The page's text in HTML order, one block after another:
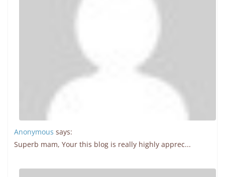
Anonymous says:
Superb mam, Your this blog is really highly apprec...